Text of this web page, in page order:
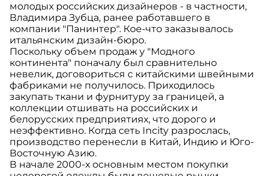
молодых российских дизайнеров - в частности,
Владимира Зубца, ранее работавшего в
компании "Панинтер". Кое-что заказывалось
итальянским дизайн-бюро.
Поскольку объем продаж у "Модного
континента" поначалу был сравнительно
невелик, договориться с китайскими швейными
фабриками не получилось. Приходилось
закупать ткани и фурнитуру за границей, а
коллекции отшивать на российских и
белорусских предприятиях, что дорого и
неэффективно. Когда сеть Incity разрослась,
производство перенесли в Китай, Индию и Юго-
Восточную Азию.
В начале 2000-х основным местом покупки